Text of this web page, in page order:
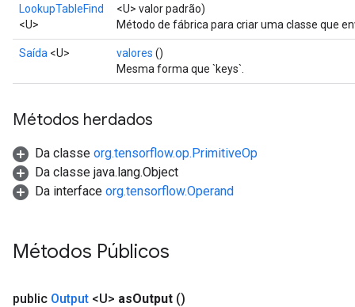
LookupTableFind
<U>
<U> valor padrão)
Método de fábrica para criar uma classe que
Saída <U> valores ()
Mesma forma que `keys`.
Métodos herdados
Da classe org.tensorflow.op.PrimitiveOp
Da classe java.lang.Object
Da interface org.tensorflow.Operand
Métodos Públicos
public Output <U> asOutput ()